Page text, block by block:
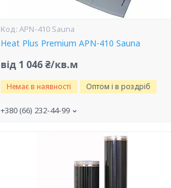
APN-410 Sauna
Heat Plus Premium APN-410 Sauna
від 1 046 ₴/кв.м
Немає в наявності Оптом і в роздріб
+380 (66) 232-44-99